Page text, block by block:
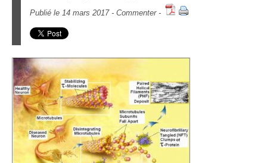
Publié le 14 mars 2017 - Commenter-